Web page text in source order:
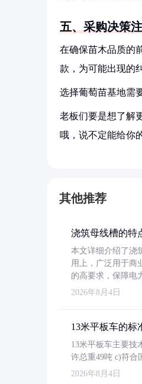
五、采购决策
在确保苗木品质的
款，为可能出现的
选择葡萄苗基地需
老板们要是想了解
哦，说不定能给你
其他推荐
浇筑母线槽的特
本文详细介绍了浇
用上，广泛用于商
的高要求，保障电
2026年8月4日
13米平板车的标
13米平板车主要技
许总重49吨 c)符合
2026年8月4日